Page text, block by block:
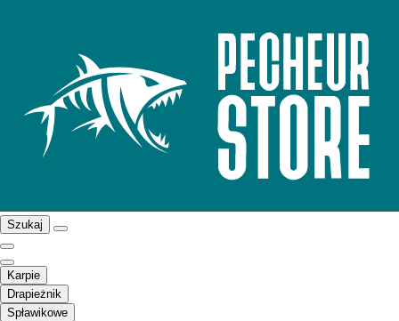
Szukaj
Karpie
Drapieżnik
Spławikowe